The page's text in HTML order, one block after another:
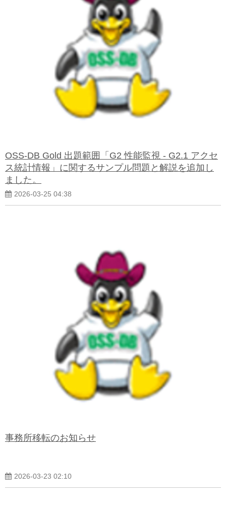
OSS-DB Gold 出題範囲「G2 性能監視 - G2.1 アクセ
ス統計情報」に関するサンプル問題と解説を追加し
ました。
2026-03-25 04:38
事務所移転のお知らせ
2026-03-23 02:10